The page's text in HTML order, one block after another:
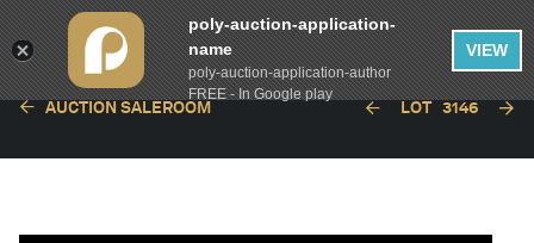
AUCTION SALEROOM LOT 3146
poly-auction-application-
name
poly-auction-application-author
FREE - In Google play
VIEW